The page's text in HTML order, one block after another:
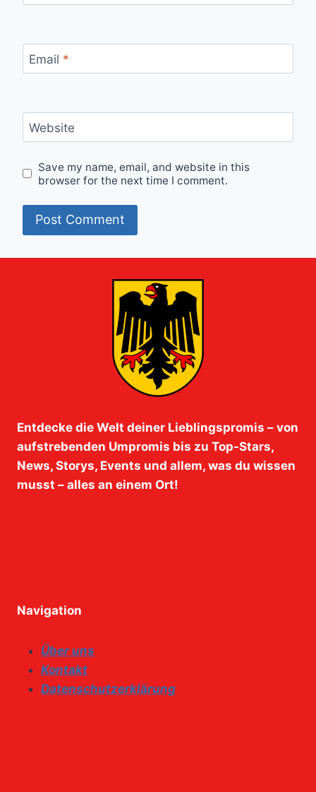
Email *
Website
Save my name, email, and website in this
browser for the next time I comment.
Entdecke die Welt deiner Lieblingspromis – von
aufstrebenden Umpromis bis zu Top-Stars,
News, Storys, Events und allem, was du wissen
musst – alles an einem Ort!
Navigation
Über uns
Kontakt
Datenschutzerklärung